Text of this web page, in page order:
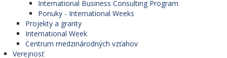
International Business Consulting Program
Ponuky - International Weeks
Projekty a granty
International Week
Centrum medzinárodných vzťahov
Verejnosť